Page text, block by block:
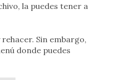
la puedes tener a
Sin embargo,
donde puedes